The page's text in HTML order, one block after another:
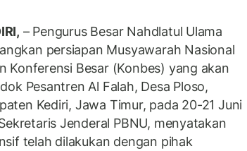
– Pengurus Besar Nahdlatul Ulama
persiapan Musyawarah Nasional
Konferensi Besar (Konbes) yang akan
Pesantren Al Falah, Desa Ploso,
Kediri, Jawa Timur, pada 20-21 Juni
Jenderal PBNU, menyatakan
telah dilakukan dengan pihak